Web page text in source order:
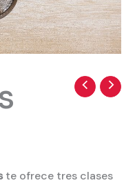
te ofrece tres clases